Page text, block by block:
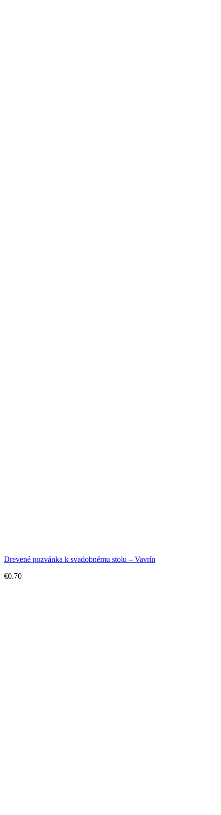
Drevené pozvánka k svadobnému stolu – Vavrín
€0.70